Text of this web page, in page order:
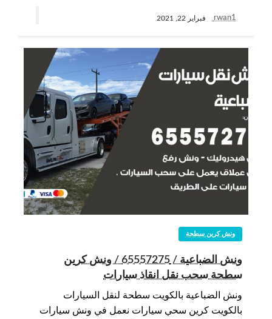
rwan1 فبراير 22, 2021
ونش كرين سطحة
ونش الضباعية / 65557275 / ونش كرين
سطحة سحب نقل انقاذ سيارات
ونش الضباعية بالكويت سطحة لنقل السيارات
بالكويت كرين سحي سيارات نعمل في ونش سيارات